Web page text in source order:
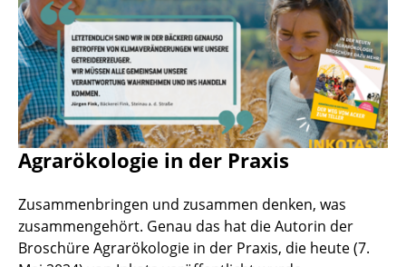
Agrarökologie in der Praxis
Zusammenbringen und zusammen denken, was
zusammengehört. Genau das hat die Autorin der
Broschüre Agrarökologie in der Praxis, die heute (7.